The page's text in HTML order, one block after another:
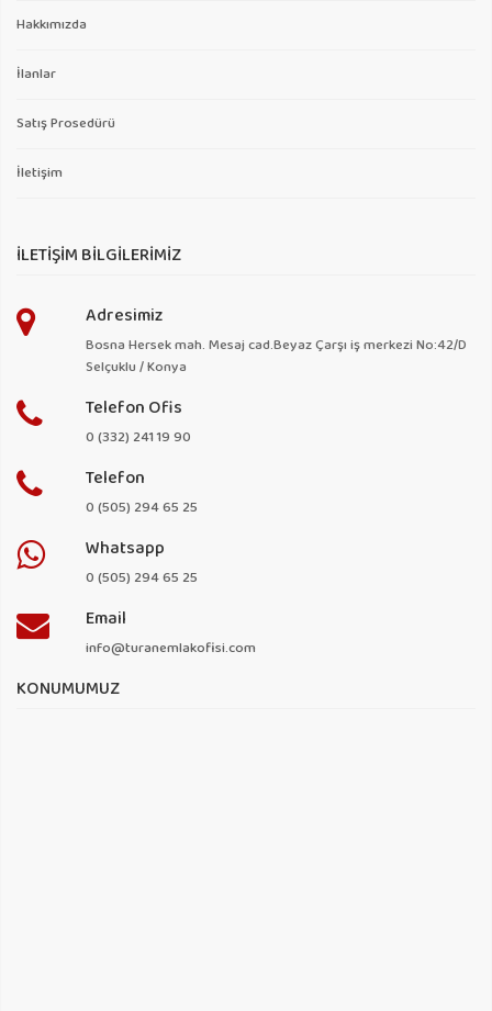
Hakkımızda
İlanlar
Satış Prosedürü
İletişim
İLETİŞİM BİLGİLERİMİZ
Adresimiz
Bosna Hersek mah. Mesaj cad.Beyaz Çarşı iş merkezi No:42/D
Selçuklu / Konya
Telefon Ofis
0 (332) 241 19 90
Telefon
0 (505) 294 65 25
Whatsapp
0 (505) 294 65 25
Email
info@turanemlakofisi.com
KONUMUMUZ